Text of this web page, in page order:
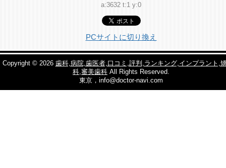
a:3632 t:1 y:0
PCサイトに切り換え
Copyright © 2026 歯科,病院,歯医者,口コミ,評判,ランキング,インプラント,
科,審美歯科 All Rights Reserved.
東京，info@doctor-navi.com